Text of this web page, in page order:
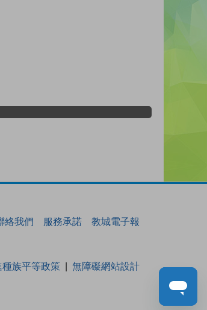
絡我們 服務承諾 教城電子報
族平等政策 無障礙網站設計